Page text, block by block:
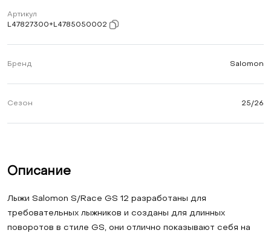
Артикул
L47827300+L4785050002
Бренд Salomon
Сезон 25/26
Описание
Лыжи Salomon S/Race GS 12 разработаны для
требовательных лыжников и созданы для длинных
поворотов в стиле GS, они отлично показывают себя на